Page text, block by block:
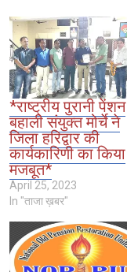
*राष्ट्रीय पुरानी पेंशन
बहाली संयुक्त मोर्चे ने
जिला हरिद्वार की
कार्यकारिणी का किया
मजबूत*
April 25, 2023
In "ताजा ख़बर"